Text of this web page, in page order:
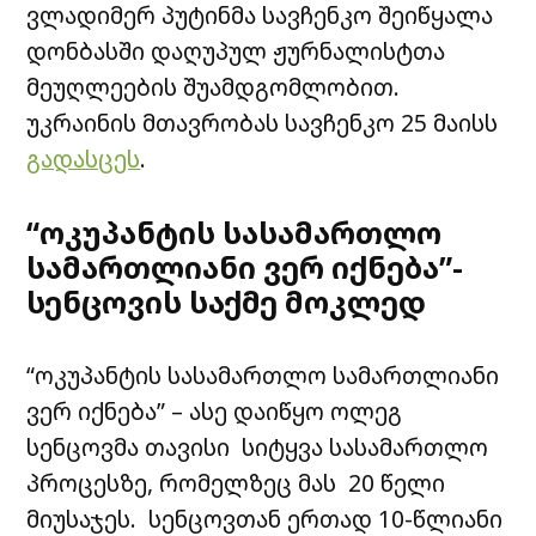
ვლადიმერ პუტინმა სავჩენკო შეიწყალა
დონბასში დაღუპულ ჟურნალისტთა
მეუღლეების შუამდგომლობით.
უკრაინის მთავრობას სავჩენკო 25 მაისს
გადასცეს.
“ოკუპანტის სასამართლო
სამართლიანი ვერ იქნება”-
სენცოვის საქმე მოკლედ
“ოკუპანტის სასამართლო სამართლიანი
ვერ იქნება” – ასე დაიწყო ოლეგ
სენცოვმა თავისი სიტყვა სასამართლო
პროცესზე, რომელზეც მას 20 წელი
მიუსაჯეს. სენცოვთან ერთად 10-წლიანი